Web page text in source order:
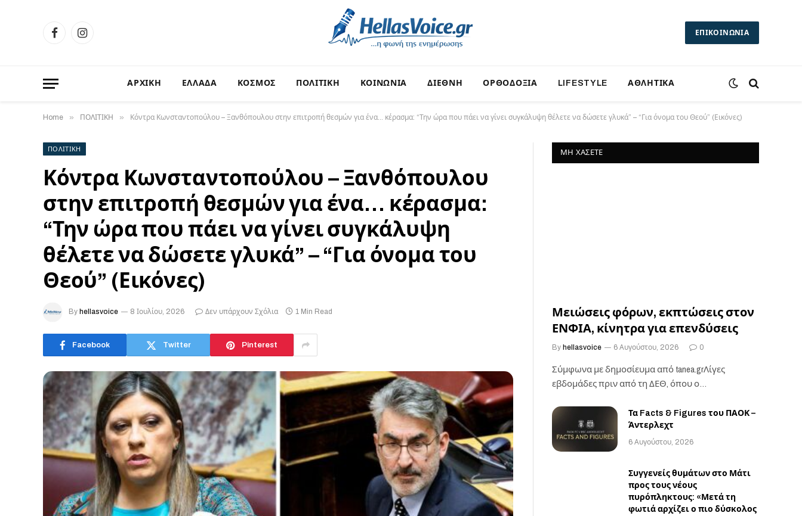
FacebookInstagram ΕΠΙΚΟΙΝΩΝΙΑ
ΑΡΧΙΚΗ ΕΛΛΑΔΑ ΚΟΣΜΟΣ ΠΟΛΙΤΙΚΗ ΚΟΙΝΩΝΙΑ ΔΙΕΘΝΗ ΟΡΘΟΔΟΞΙΑ LIFESTYLE ΑΘΛΗΤΙΚΑ
Home » ΠΟΛΙΤΙΚΗ » Κόντρα Κωνσταντοπούλου – Ξανθόπουλου στην επιτροπή θεσμών για ένα… κέρασμα: “Την ώρα που πάει να γίνει συγκάλυψη θέλετε να δώσετε γλυκά” – “Για όνομα του Θεού” (Εικόνες)
ΠΟΛΙΤΙΚΗ
Κόντρα Κωνσταντοπούλου – Ξανθόπουλου
στην επιτροπή θεσμών για ένα… κέρασμα:
“Την ώρα που πάει να γίνει συγκάλυψη
θέλετε να δώσετε γλυκά” – “Για όνομα του
Θεού” (Εικόνες)
By hellasvoice 8 Ιουλίου, 2026 Δεν υπάρχουν Σχόλια 1 Min Read
Facebook Twitter Pinterest
ΜΗ ΧΆΣΕΤΕ
Μειώσεις φόρων, εκπτώσεις στον
ΕΝΦΙΑ, κίνητρα για επενδύσεις
By hellasvoice 6 Αυγούστου, 2026 0
Σύμφωνα με δημοσίευμα από tanea.grΛίγες
εβδομάδες πριν από τη ΔΕΘ, όπου ο
Τα Facts & Figures του ΠΑΟΚ –
Άντερλεχτ
6 Αυγούστου, 2026
Συγγενείς θυμάτων στο Μάτι
προς τους νέους
πυρόπληκτους: «Μετά τη
φωτιά αρχίζει ο πιο δύσκολος